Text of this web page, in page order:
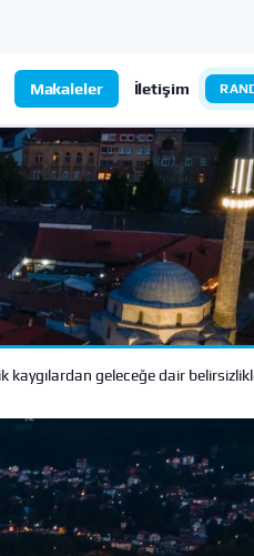
Makaleler İletişim
geleceğe dair